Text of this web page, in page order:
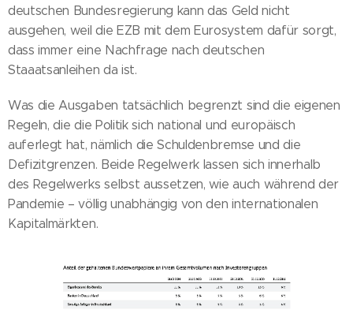
deutschen Bundesregierung kann das Geld nicht
ausgehen, weil die EZB mit dem Eurosystem dafür sorgt,
dass immer eine Nachfrage nach deutschen
Staaatsanleihen da ist.
Was die Ausgaben tatsächlich begrenzt sind die eigenen
Regeln, die die Politik sich national und europäisch
auferlegt hat, nämlich die Schuldenbremse und die
Defizitgrenzen. Beide Regelwerk lassen sich innerhalb
des Regelwerks selbst aussetzen, wie auch während der
Pandemie – völlig unabhängig von den internationalen
Kapitalmärkten.